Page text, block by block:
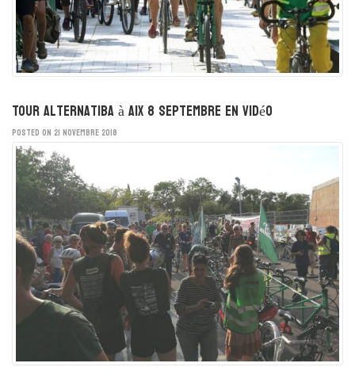
Tour Alternatiba à Aix 8 septembre en vidéo
POSTED ON 21 NOVEMBRE 2018